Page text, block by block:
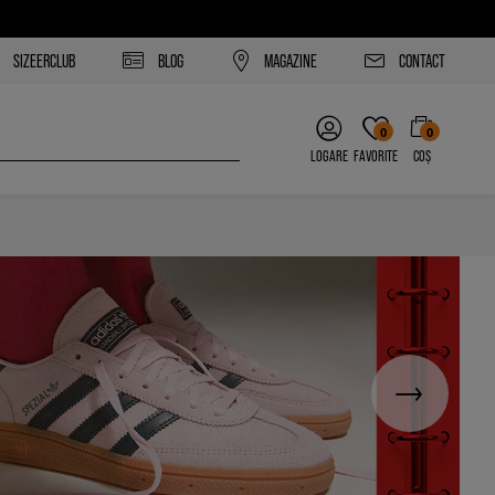
SIZEERCLUB BLOG MAGAZINE CONTACT
LOGARE
0
FAVORITE
0
COȘ